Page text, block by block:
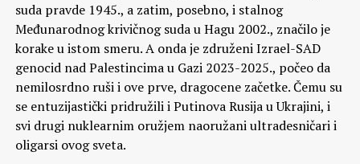
suda pravde 1945., a zatim, posebno, i stalnog
Međunarodnog krivičnog suda u Hagu 2002., značilo je
korake u istom smeru. A onda je združeni Izrael-SAD
genocid nad Palestincima u Gazi 2023-2025., počeo da
nemilosrdno ruši i ove prve, dragocene začetke. Čemu su
se entuzijastički pridružili i Putinova Rusija u Ukrajini, i
svi drugi nuklearnim oružjem naoružani ultradesničari i
oligarsi ovog sveta.